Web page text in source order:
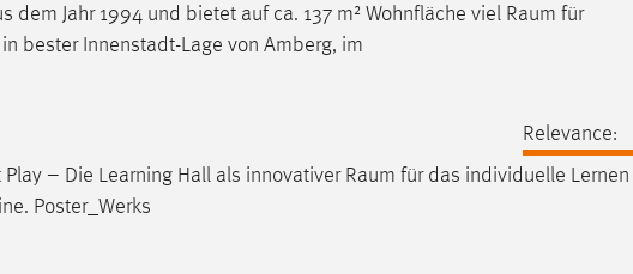
Jahr 1994 und bietet auf ca. 137 m² Wohnfläche viel
Raum für
bester Innenstadt-Lage von Amberg, im
Relevance:
– Die Learning Hall als innovativer Raum für das individuelle Lernen
Poster_Werks